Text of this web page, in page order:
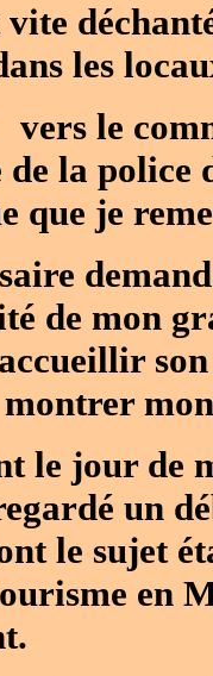
les
le
de la police
que je
de mon
le jour de
un
le sujet
en